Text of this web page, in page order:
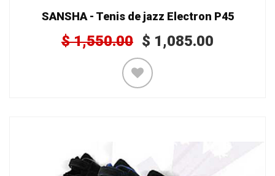
SANSHA - Tenis de jazz Electron P45
$1,550.00 $ 1,085.00